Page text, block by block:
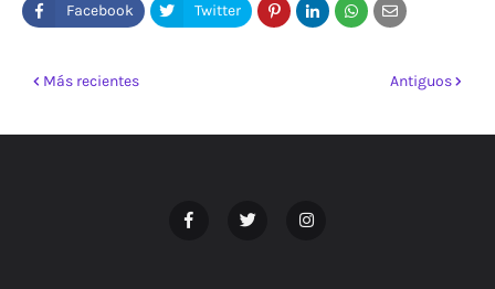
Más recientes Antiguos